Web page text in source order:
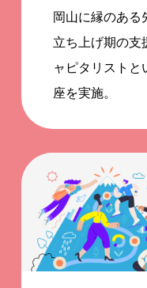
岡山に縁のある
立ち上げ期の支
ャピタリスト
座を実施。